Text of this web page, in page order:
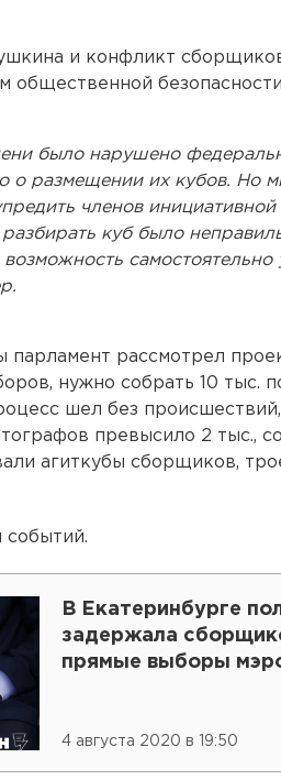
и конфликт
общественной
было нарушено
о размещении их кубов. Но
членов инициативной
куб было
самостоятельно
парламент рассмотрел
нужно собрать 10 тыс.
шел без
превысило 2 тыс.,
агиткубы сборщиков,
событий.
В Екатеринбурге
задержала
прямые выборы
4 августа 2020 в 19:50